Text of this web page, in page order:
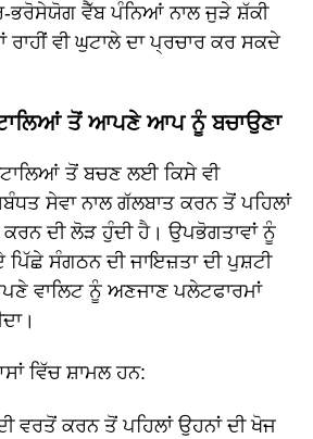
ਭਰੋਸੇਯੋਗ ਵੈੱਬ ਪੰਨਿਆਂ ਨਾਲ ਜੁੜੇ ਸ਼ੱਕੀ
ਵੀ ਘੁਟਾਲੇ ਦਾ ਪ੍ਰਚਾਰ ਕਰ ਸਕਦੇ
ਤੋਂ ਆਪਣੇ ਆਪ ਨੂੰ ਬਚਾਉਣਾ
ਤੋਂ ਬਚਣ ਲਈ ਕਿਸੇ ਵੀ
ਸੇਵਾ ਨਾਲ ਗੱਲਬਾਤ ਕਰਨ ਤੋਂ ਪਹਿਲਾਂ
ਦੀ ਲੋੜ ਹੁੰਦੀ ਹੈ। ਉਪਭੋਗਤਾਵਾਂ ਨੂੰ
ਸੰਗਠਨ ਦੀ ਜਾਇਜ਼ਤਾ ਦੀ ਪੁਸ਼ਟੀ
ਵਾਲਿਟ ਨੂੰ ਅਣਜਾਣ ਪਲੇਟਫਾਰਮਾਂ
ਵਿੱਚ ਸ਼ਾਮਲ ਹਨ:
ਵਰਤੋਂ ਕਰਨ ਤੋਂ ਪਹਿਲਾਂ ਉਹਨਾਂ ਦੀ ਖੋਜ